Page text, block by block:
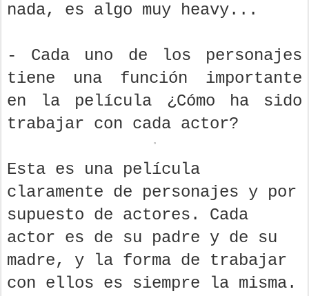
nada, es algo muy heavy...
- Cada uno de los personajes
tiene una función importante
en la película ¿Cómo ha sido
trabajar con cada actor?
Esta es una película
claramente de personajes y por
supuesto de actores. Cada
actor es de su padre y de su
madre, y la forma de trabajar
con ellos es siempre la misma.